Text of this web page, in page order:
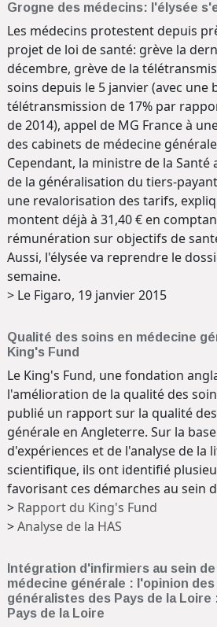
Grogne des médecins: l'élysée
Les médecins protestent depuis
projet de loi de santé: grève la
décembre, grève de la
soins depuis le 5 janvier (avec une
télétransmission de 17% par
de 2014), appel de MG France à
des cabinets de médecine
Cependant, la ministre de la Santé
de la généralisation du tiers-
une revalorisation des tarifs,
montent déjà à 31,40 € en
rémunération sur objectifs de
Aussi, l'élysée va reprendre le
semaine.
> Le Figaro, 19 janvier 2015
Qualité des soins en médecine
King's Fund
Le King's Fund, une fondation
l'amélioration de la qualité des
publié un rapport sur la qualité
générale en Angleterre. Sur la
d'expériences et de l'analyse de la
scientifique, ils ont identifié
favorisant ces démarches au sein
> Rapport du King's Fund
>Analyse de la HAS
Intégration d'infirmiers au sein
médecine générale : l'opinion
généralistes des Pays de la
Pays de la Loire